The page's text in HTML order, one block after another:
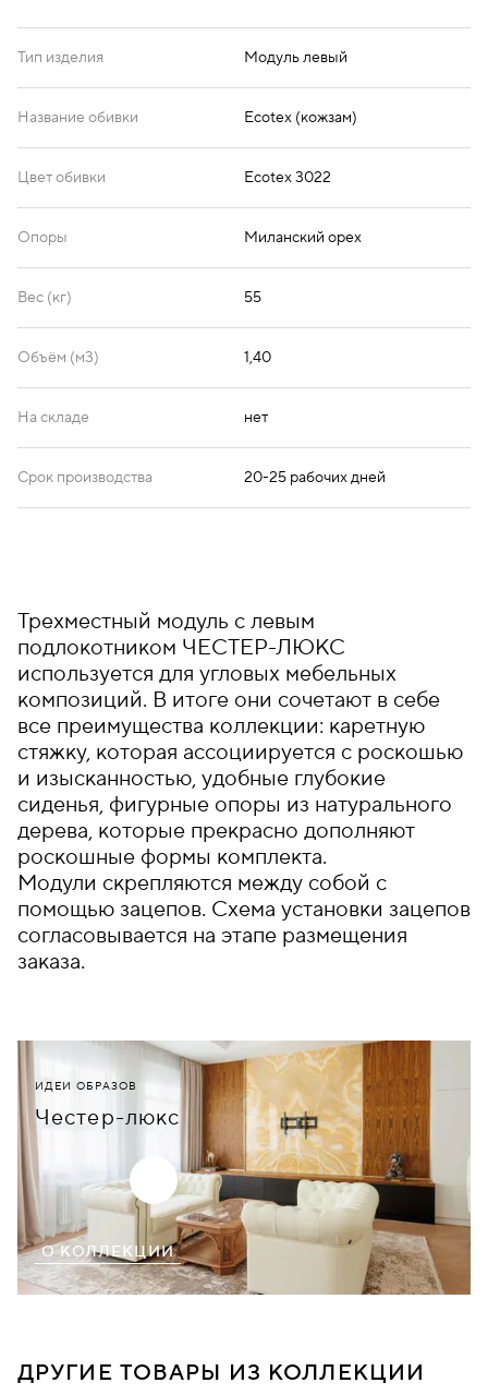
Тип изделия Модуль левый
Название обивки Ecotex (кожзам)
Цвет обивки Ecotex 3022
Опоры Миланский орех
Вес (кг) 55
Объём (м3) 1,40
На складе нет
Срок производства 20-25 рабочих дней
Трехместный модуль с левым
подлокотником ЧЕСТЕР-ЛЮКС
используется для угловых мебельных
композиций. В итоге они сочетают в себе
все преимущества коллекции: каретную
стяжку, которая ассоциируется с роскошью
и изысканностью, удобные глубокие
сиденья, фигурные опоры из натурального
дерева, которые прекрасно дополняют
роскошные формы комплекта.
Модули скрепляются между собой с
помощью зацепов. Схема установки зацепов
согласовывается на этапе размещения
заказа.
ИДЕИ ОБРАЗОВ
Честер-люкс
О КОЛЛЕКЦИИ
ДРУГИЕ ТОВАРЫ ИЗ КОЛЛЕКЦИИ